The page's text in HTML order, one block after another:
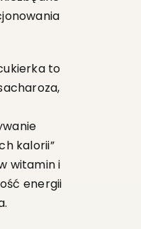
to
kalorii”
witamin i
energii